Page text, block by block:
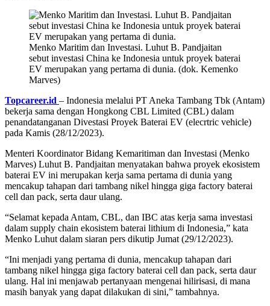
Menko Maritim dan Investasi. Luhut B. Pandjaitan
sebut investasi China ke Indonesia untuk proyek baterai
EV merupakan yang pertama di dunia. (dok. Kemenko
Marves)
Topcareer.id – Indonesia melalui PT Aneka Tambang Tbk (Antam)
bekerja sama dengan Hongkong CBL Limited (CBL) dalam
penandatanganan Divestasi Proyek Baterai EV (elecrtric vehicle)
pada Kamis (28/12/2023).
Menteri Koordinator Bidang Kemaritiman dan Investasi (Menko
Marves) Luhut B. Pandjaitan menyatakan bahwa proyek ekosistem
baterai EV ini merupakan kerja sama pertama di dunia yang
mencakup tahapan dari tambang nikel hingga giga factory baterai
cell dan pack, serta daur ulang.
“Selamat kepada Antam, CBL, dan IBC atas kerja sama investasi
dalam supply chain ekosistem baterai lithium di Indonesia,” kata
Menko Luhut dalam siaran pers dikutip Jumat (29/12/2023).
“Ini menjadi yang pertama di dunia, mencakup tahapan dari
tambang nikel hingga giga factory baterai cell dan pack, serta daur
ulang. Hal ini menjawab pertanyaan mengenai hilirisasi, di mana
masih banyak yang dapat dilakukan di sini,” tambahnya.